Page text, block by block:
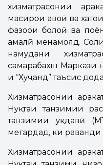
хизматрасонии
масирҳои ҳавоӣ ва
фазоҳои болоӣ ва
амалӣ менамояд.
намудани
самарабахш Маркази
и “Хуҷанд” таъсис
Хизматрасонии
Нуқтаи танзимии
танзимии уқдавӣ
мегардад, ки раванди
Хизматрасонии